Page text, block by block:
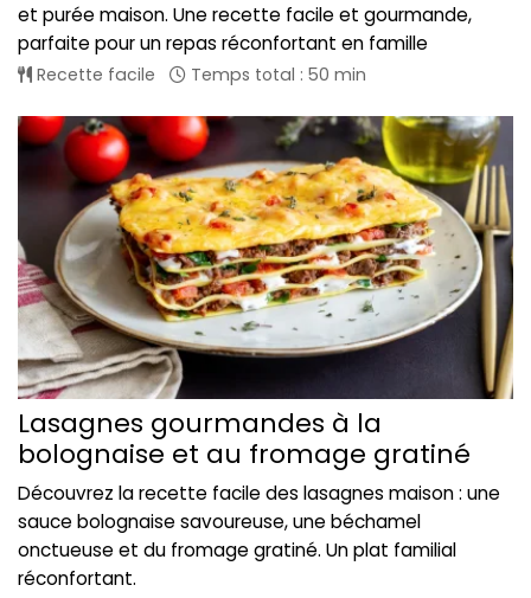
et purée maison. Une recette facile et gourmande,
parfaite pour un repas réconfortant en famille
Recette facile Temps total : 50 min
Lasagnes gourmandes à la
bolognaise et au fromage gratiné
Découvrez la recette facile des lasagnes maison : une
sauce bolognaise savoureuse, une béchamel
onctueuse et du fromage gratiné. Un plat familial
réconfortant.